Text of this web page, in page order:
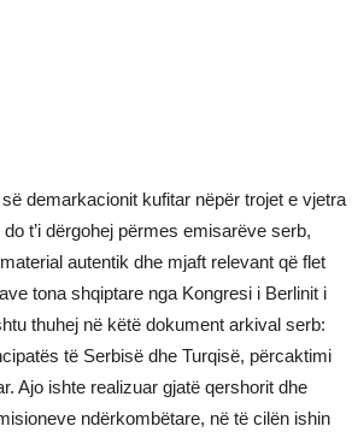
demarkacionit kufitar nëpër trojet e vjetra
t’i dërgohej përmes emisarëve serb,
autentik dhe mjaft relevant që flet
tona shqiptare nga Kongresi i Berlinit i
thuhej në këtë dokument arkival serb:
të Serbisë dhe Turqisë, përcaktimi
Ajo ishte realizuar gjatë qershorit dhe
ndërkombëtare, në të cilën ishin